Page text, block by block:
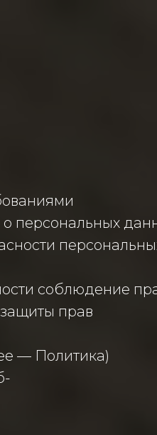
персональных
соблюдение
прав
— Политика)